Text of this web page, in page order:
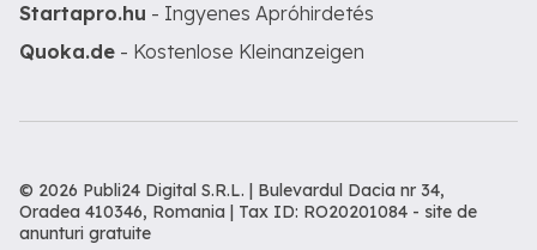
Startapro.hu - Ingyenes Apróhirdetés
Quoka.de - Kostenlose Kleinanzeigen
© 2026 Publi24 Digital S.R.L. | Bulevardul Dacia nr 34,
Oradea 410346, Romania | Tax ID: RO20201084 - site de
anunturi gratuite